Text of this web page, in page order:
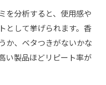
ップクリーム選び方
口コミで敏感肌対応
を分析すると、使用感や
として挙げられます。香
か、ベタつきがないかな
い製品ほどリピート率が